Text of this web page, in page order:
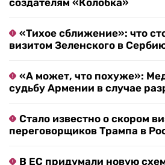
создателям «Колобка»
«Тихое сближение»: что
визитом Зеленского в
«А может, что похуже»:
судьбу Армении в случае
Стало известно о скором
переговорщиков Трампа в
В ЕС придумали новую